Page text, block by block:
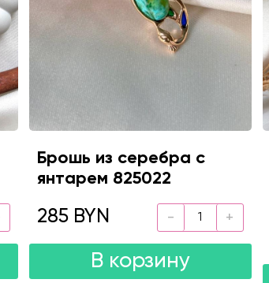
Брошь из серебра с
янтарем 825022
285 BYN
В корзину